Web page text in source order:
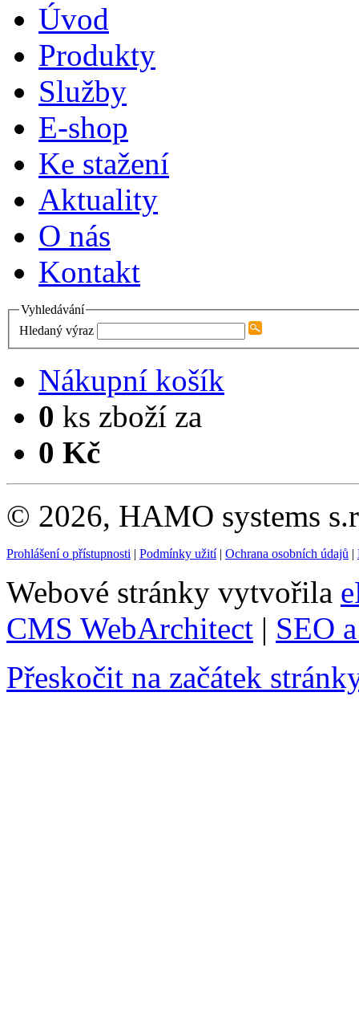
Úvod
Produkty
Služby
E-shop
Ke stažení
Aktuality
O nás
Kontakt
Vyhledávání
Hledaný výraz
Nákupní košík
0 ks zboží za
0 Kč
© 2026, HAMO systems
Prohlášení o přístupnosti | Podmínky užití| Ochrana osobních údajů |
Webové stránky vytvořila
CMS WebArchitect | SEO
Přeskočit na začátek